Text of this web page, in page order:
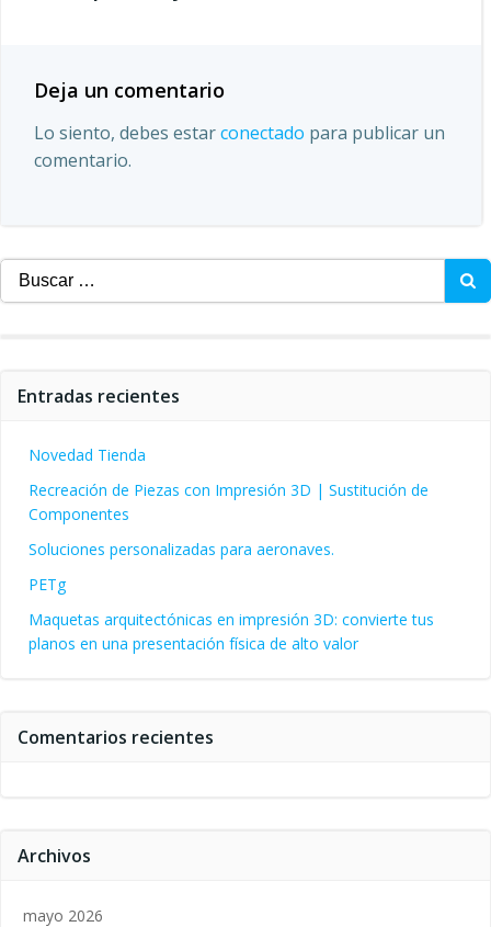
Deja un comentario
Lo siento, debes estarconectado para publicar un
comentario.
Buscar:
Entradas recientes
Novedad Tienda
Recreación de Piezas con Impresión 3D | Sustitución de
Componentes
Soluciones personalizadas para aeronaves.
PETg
Maquetas arquitectónicas en impresión 3D: convierte tus
planos en una presentación física de alto valor
Comentarios recientes
Archivos
mayo 2026